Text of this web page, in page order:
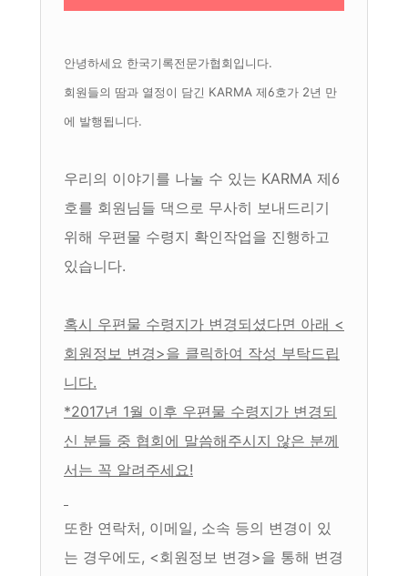
안녕하세요 한국기록전문가협회입니다.
회원들의 땀과 열정이 담긴 KARMA 제6호가 2년 만
에 발행됩니다.
우리의 이야기를 나눌 수 있는 KARMA 제6
호를 회원님들 댁으로 무사히 보내드리기
위해 우편물 수령지 확인작업을 진행하고
있습니다.
혹시 우편물 수령지가 변경되셨다면 아래 <
회원정보 변경>을 클릭하여 작성 부탁드립
니다.
*2017년 1월 이후 우편물 수령지가 변경되
신 분들 중 협회에 말씀해주시지 않은 분께
서는 꼭 알려주세요!
또한 연락처, 이메일, 소속 등의 변경이 있
는 경우에도, <회원정보 변경>을 통해 변경